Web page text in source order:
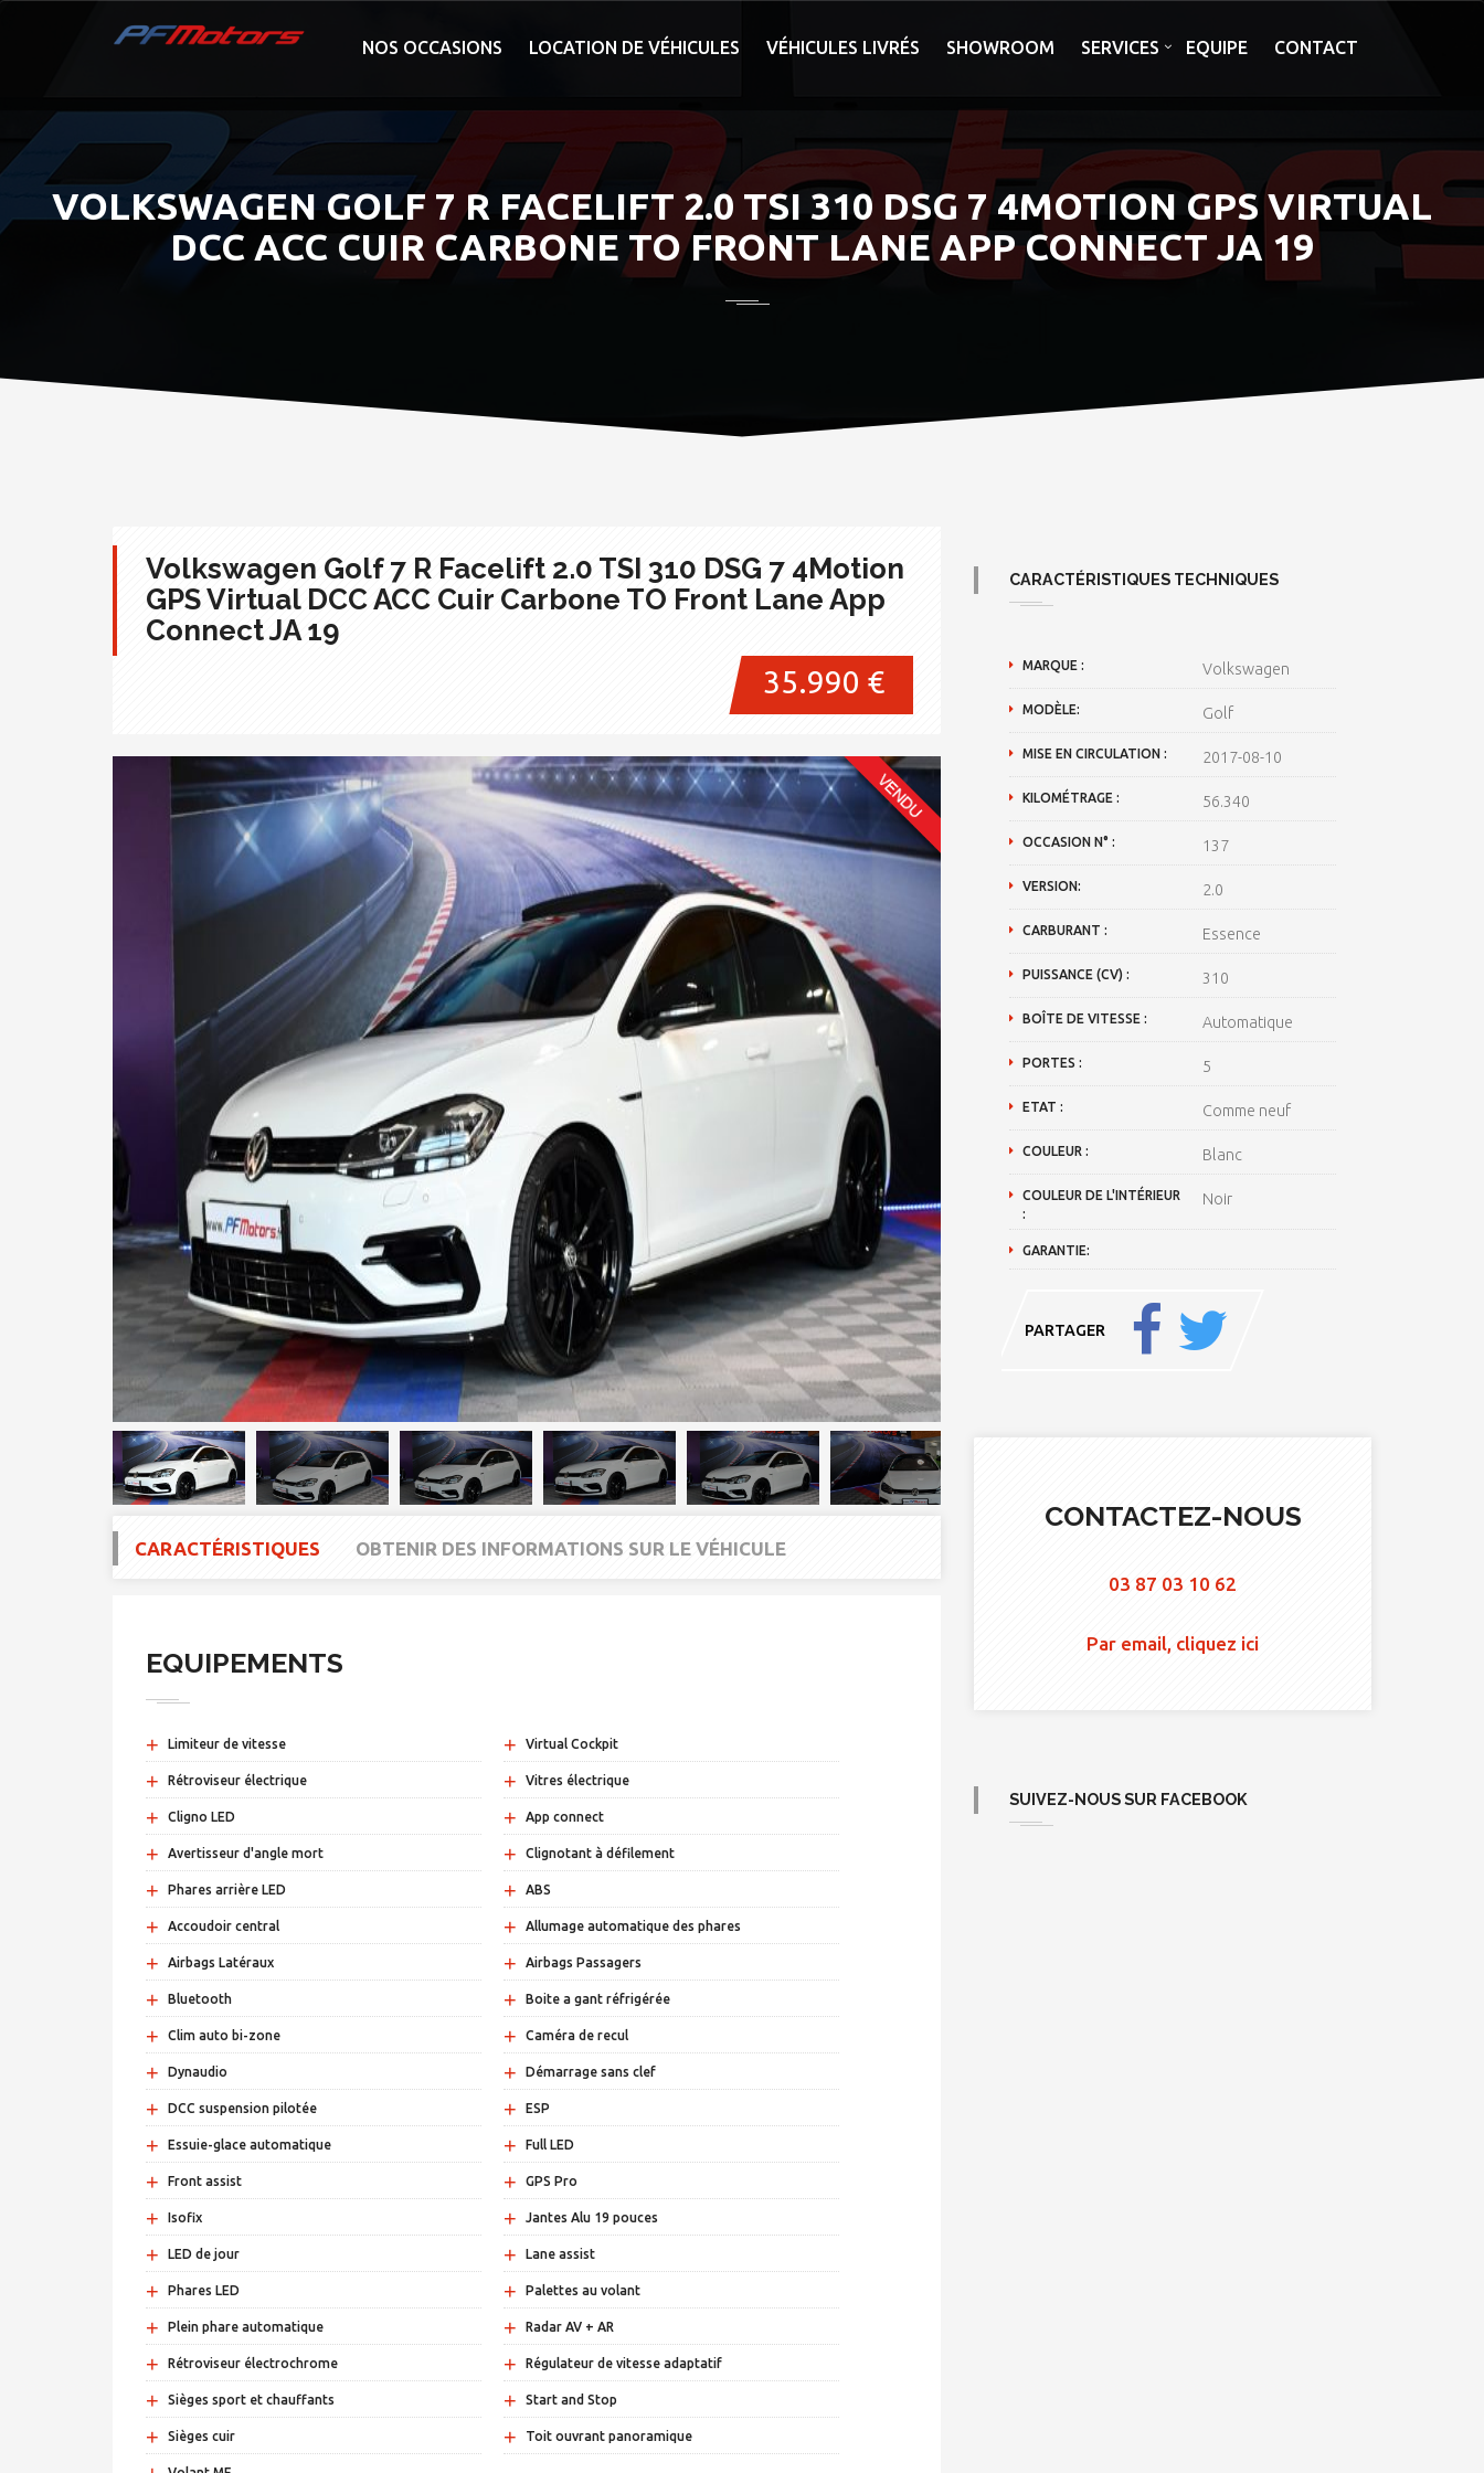
NOS OCCASIONS LOCATION DE VÉHICULES VÉHICULES LIVRÉS SHOWROOM SERVICES EQUIPE CONTACT
VOLKSWAGEN GOLF 7 R FACELIFT 2.0 TSI 310 DSG 7 4MOTION GPS VIRTUAL
DCC ACC CUIR CARBONE TO FRONT LANE APP CONNECT JA 19
Volkswagen Golf 7 R Facelift 2.0 TSI 310 DSG 7 4Motion
GPS Virtual DCC ACC Cuir Carbone TO Front Lane App
Connect JA 19
35.990 €
CARACTÉRISTIQUES OBTENIR DES INFORMATIONS SUR LE VÉHICULE
EQUIPEMENTS
+ Limiteur de vitesse + Virtual Cockpit
+ Rétroviseur électrique + Vitres électrique
+ Cligno LED + App connect
+ Avertisseur d'angle mort + Clignotant à défilement
+ Phares arrière LED + ABS
+ Accoudoir central + Allumage automatique des phares
+ Airbags Latéraux + Airbags Passagers
+ Bluetooth + Boite a gant réfrigérée
+ Clim auto bi-zone + Caméra de recul
+ Dynaudio + Démarrage sans clef
+ DCC suspension pilotée + ESP
+ Essuie-glace automatique + Full LED
+ Front assist + GPS Pro
+ Isofix + Jantes Alu 19 pouces
+ LED de jour + Lane assist
+ Phares LED + Palettes au volant
+ Plein phare automatique + Radar AV + AR
+ Rétroviseur électrochrome + Régulateur de vitesse adaptatif
+ Sièges sport et chauffants + Start and Stop
+ Sièges cuir + Toit ouvrant panoramique
CARACTÉRISTIQUES TECHNIQUES
MARQUE : Volkswagen
MODÈLE: Golf
MISE EN CIRCULATION : 2017-08-10
KILOMÉTRAGE : 56.340
OCCASION N° : 137
VERSION: 2.0
CARBURANT : Essence
PUISSANCE (CV) : 310
BOÎTE DE VITESSE : Automatique
PORTES : 5
ETAT : Comme neuf
COULEUR : Blanc
COULEUR DE L'INTÉRIEUR
:
Noir
GARANTIE:
PARTAGER
CONTACTEZ-NOUS
03 87 03 10 62
Par email, cliquez ici
SUIVEZ-NOUS SUR FACEBOOK